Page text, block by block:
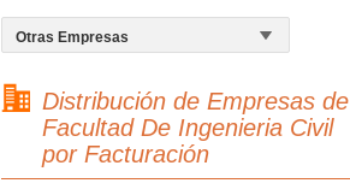
Distribución de Empresas de
Facultad De Ingenieria Civil
por Facturación